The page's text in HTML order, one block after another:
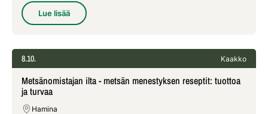
Lue lisää
8.10. Kaakko
Metsänomistajan ilta - metsän menestyksen reseptit: tuottoa
ja turvaa
Hamina